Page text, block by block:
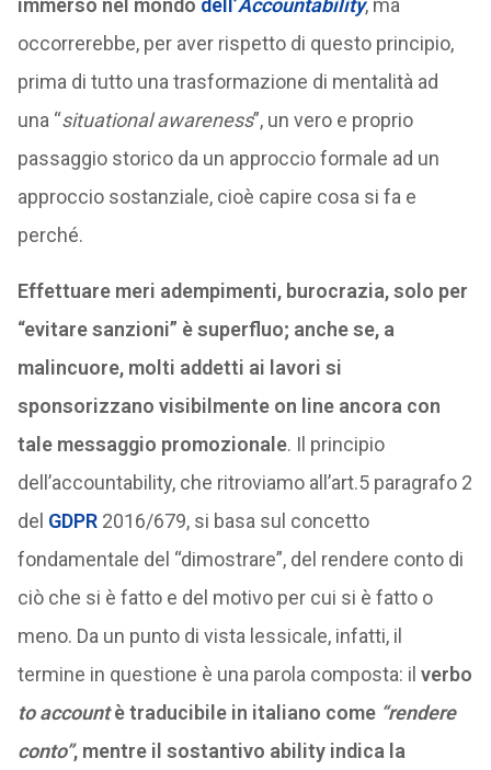
immerso nel mondo dell’Accountability, ma
occorrerebbe, per aver rispetto di questo principio,
prima di tutto una trasformazione di mentalità ad
una “situational awareness”, un vero e proprio
passaggio storico da un approccio formale ad un
approccio sostanziale, cioè capire cosa si fa e
perché.
Effettuare meri adempimenti, burocrazia, solo per
“evitare sanzioni” è superfluo; anche se, a
malincuore, molti addetti ai lavori si
sponsorizzano visibilmente on line ancora con
tale messaggio promozionale. Il principio
dell’accountability, che ritroviamo all’art.5 paragrafo 2
del GDPR2016/679, si basa sul concetto
fondamentale del “dimostrare”, del rendere conto di
ciò che si è fatto e del motivo per cui si è fatto o
meno. Da un punto di vista lessicale, infatti, il
termine in questione è una parola composta: il verbo
to accountè traducibile in italiano come “rendere
conto”, mentre il sostantivo ability indica la